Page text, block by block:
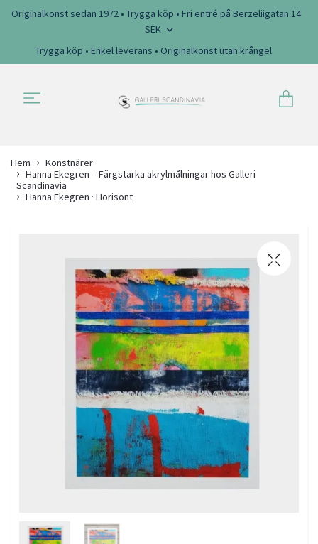
Originalkonst sedan 1972 • Trygga köp • Fri entré på Berzeliigatan 14
SEK
Trygga köp • Enkel leverans • Originalkonst utan krångel
Hem
Konstnärer
Hanna Ekegren – Färgstarka akrylmålningar hos Galleri
Scandinavia
Hanna Ekegren · Horisont